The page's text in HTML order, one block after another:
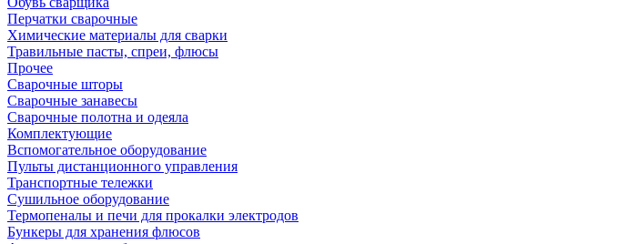
Перчатки сварочные
Химические материалы для сварки
Травильные пасты, спреи, флюсы
Прочее
Сварочные шторы
Сварочные занавесы
Сварочные полотна и одеяла
Комплектующие
Вспомогательное оборудование
Пульты дистанционного управления
Транспортные тележки
Сушильное оборудование
Термопеналы и печи для прокалки электродов
Бункеры для хранения флюсов